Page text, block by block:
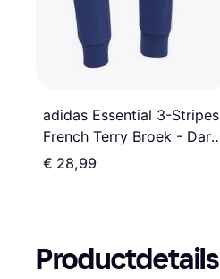
adidas Essential 3-Stripes
French Terry Broek - Dark
Blue/White
€ 28,99
Productdetails